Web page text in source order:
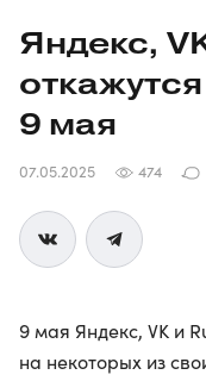
Яндекс,
9 мая
07.05.2025 474
9 мая Яндекс, VK и
на некоторых из